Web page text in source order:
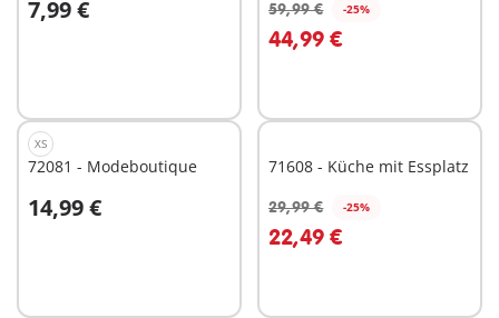
7,99 €
In den Warenkorb
59,99 € -25%
44,99 €
In den Warenkorb
XS
72081 - Modeboutique
14,99 €
In den Warenkorb
71608 - Küche mit Essplatz
29,99 € -25%
22,49 €
In den Warenkorb